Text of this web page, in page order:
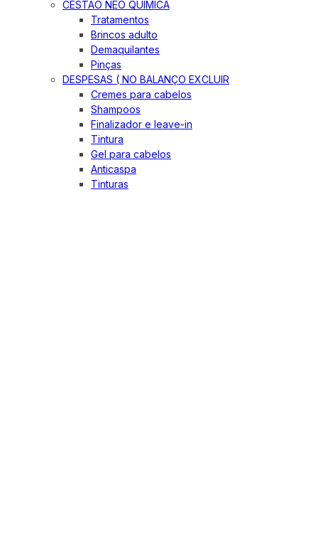
CESTÃO NEO QUIMICA
Tratamentos
Brincos adulto
Demaquilantes
Pinças
DESPESAS ( NO BALANÇO EXCLUIR
Cremes para cabelos
Shampoos
Finalizador e leave-in
Tintura
Gel para cabelos
Anticaspa
Tinturas